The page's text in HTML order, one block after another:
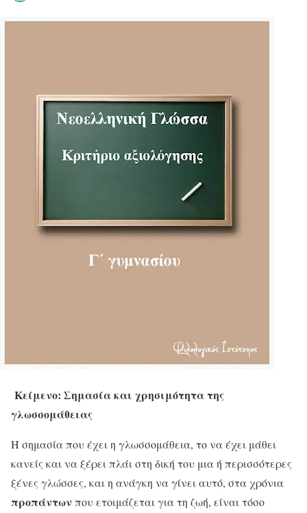
Κείμενο: Σημασία και χρησιμότητα της
γλωσσομάθειας
Η σημασία που έχει η γλωσσομάθεια, το να έχει μάθει
κανείς και να ξέρει πλάι στη δική του μια ή περισσότερες
ξένες γλώσσες, και η ανάγκη να γίνει αυτό, στα χρόνια
προπάντων που ετοιμάζεται για τη ζωή, είναι τόσο